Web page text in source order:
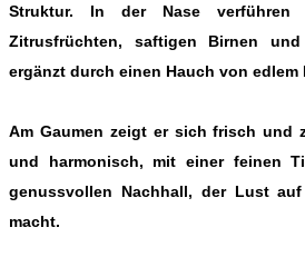
Struktur. In der Nase verführen
Zitrusfrüchten, saftigen Birnen
ergänzt durch einen Hauch von edlem
Am Gaumen zeigt er sich frisch und
und harmonisch, mit einer feinen
genussvollen Nachhall, der Lust
macht.